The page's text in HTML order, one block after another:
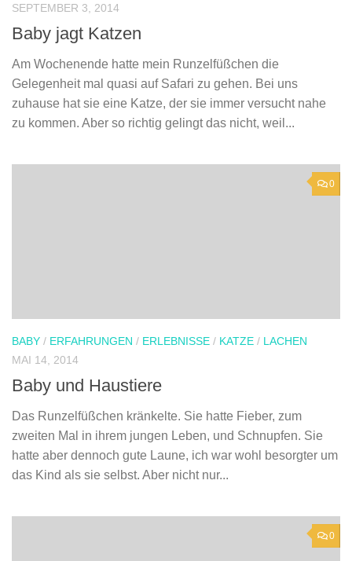
SEPTEMBER 3, 2014
Baby jagt Katzen
Am Wochenende hatte mein Runzelfüßchen die
Gelegenheit mal quasi auf Safari zu gehen. Bei uns
zuhause hat sie eine Katze, der sie immer versucht nahe
zu kommen. Aber so richtig gelingt das nicht, weil...
0
BABY / ERFAHRUNGEN / ERLEBNISSE / KATZE / LACHEN
MAI 14, 2014
Baby und Haustiere
Das Runzelfüßchen kränkelte. Sie hatte Fieber, zum
zweiten Mal in ihrem jungen Leben, und Schnupfen. Sie
hatte aber dennoch gute Laune, ich war wohl besorgter um
das Kind als sie selbst. Aber nicht nur...
0